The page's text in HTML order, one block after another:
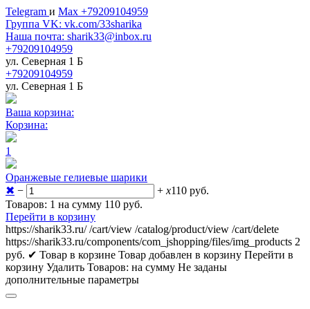
Telegram и Max +79209104959
Группа VK: vk.com/33sharika
Наша почта: sharik33@inbox.ru
+79209104959
ул. Северная 1 Б
+79209104959
ул. Северная 1 Б
Ваша корзина:
Корзина:
1
Оранжевые гелиевые шарики
✖ − + x110 руб.
Товаров: 1 на сумму 110 руб.
Перейти в корзину
https://sharik33.ru/ /cart/view /catalog/product/view /cart/delete
https://sharik33.ru/components/com_jshopping/files/img_products 2
руб. ✔ Товар в корзине Товар добавлен в корзину Перейти в
корзину Удалить Товаров: на сумму Не заданы
дополнительные параметры